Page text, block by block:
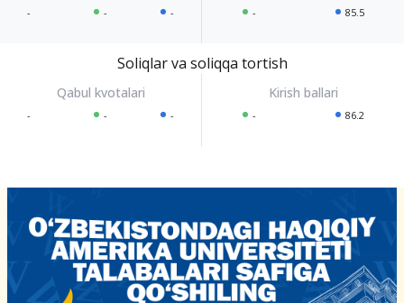
- - - - 85.5
Soliqlar va soliqqa tortish
- - - - 86.2